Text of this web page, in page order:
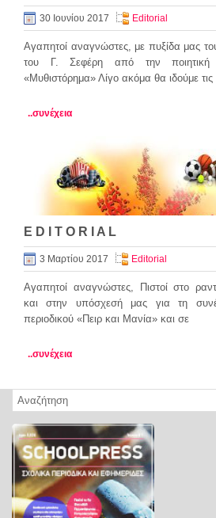
30 Ιουνίου 2017 Editorial
Αγαπητοί αναγνώστες, με πυξίδα μας
του Γ. Σεφέρη από την ποιητική
«Μυθιστόρημα» Λίγο ακόμα θα ιδούμε τις
..συνέχεια
E D I T O R I A L
3 Μαρτίου 2017 Editorial
Αγαπητοί αναγνώστες, Πιστοί στο
και στην υπόσχεσή μας για τη
περιοδικού «Πειρ και Μανία» και σε
..συνέχεια